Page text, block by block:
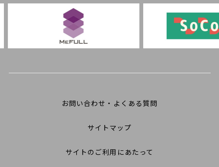
お問い合わせ・よくある質問
サイトマップ
サイトのご利用にあたって